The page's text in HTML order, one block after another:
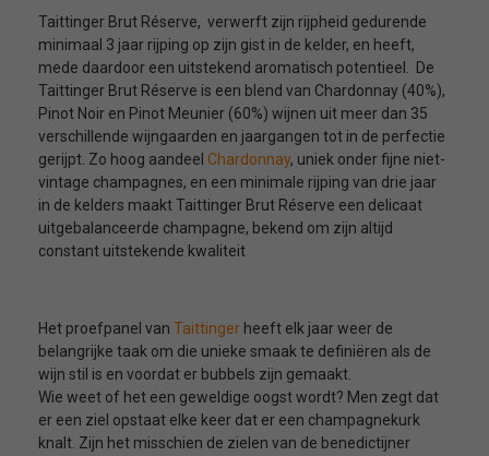
Taittinger Brut Réserve, verwerft zijn rijpheid gedurende
minimaal 3 jaar rijping op zijn gist in de kelder, en heeft,
mede daardoor een uitstekend aromatisch potentieel. De
Taittinger Brut Réserve is een blend van Chardonnay (40%),
Pinot Noir en Pinot Meunier (60%) wijnen uit meer dan 35
verschillende wijngaarden en jaargangen tot in de perfectie
gerijpt. Zo hoog aandeel Chardonnay, uniek onder fijne niet-
vintage champagnes, en een minimale rijping van drie jaar
in de kelders maakt Taittinger Brut Réserve een delicaat
uitgebalanceerde champagne, bekend om zijn altijd
constant uitstekende kwaliteit
Het proefpanel van Taittinger heeft elk jaar weer de
belangrijke taak om die unieke smaak te definiëren als de
wijn stil is en voordat er bubbels zijn gemaakt.
Wie weet of het een geweldige oogst wordt? Men zegt dat
er een ziel opstaat elke keer dat er een champagnekurk
knalt. Zijn het misschien de zielen van de benedictijner